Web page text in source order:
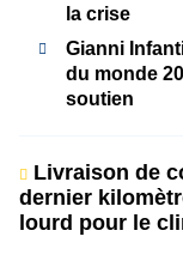
la crise
Gianni
du monde
soutien
Livraison de
dernier
lourd pour le